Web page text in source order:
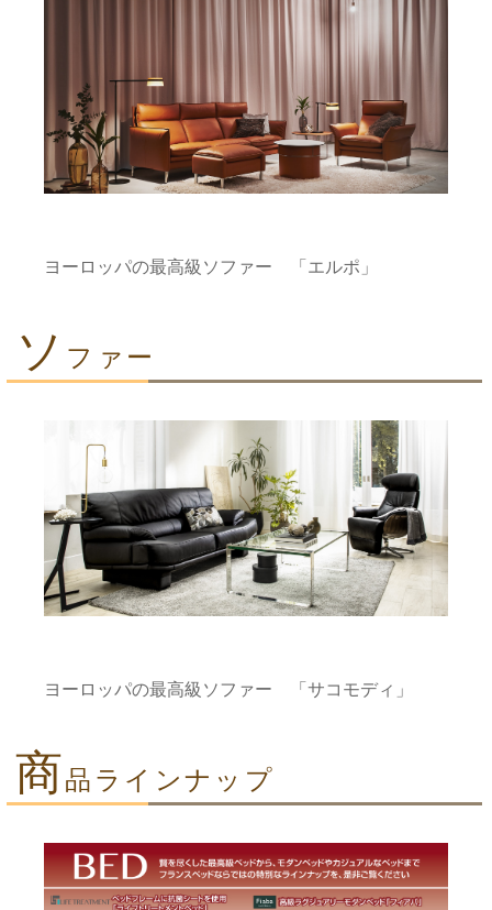
ヨーロッパの最高級ソファー 「エルポ」
ソ ファー
ヨーロッパの最高級ソファー 「サコモディ」
商 品ラインナップ